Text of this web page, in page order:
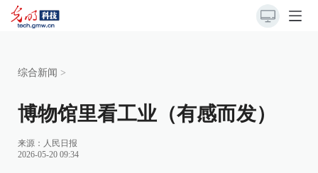
综合新闻 >
博物馆里看工业（有感而发）
来源： 人民日报
2026-05-20 09:34